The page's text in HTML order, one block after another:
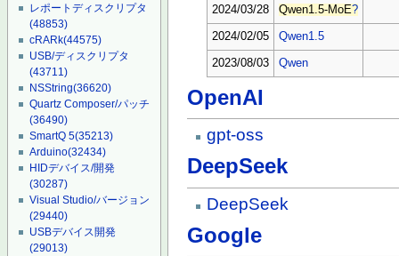
レポートディスクリプタ
(48853)
cRARk(44575)
USB/ディスクリプタ
(43711)
NSString(36620)
Quartz Composer/パッチ
(36490)
SmartQ 5(35213)
Arduino(32434)
HIDデバイス/開発
(30287)
Visual Studio/バージョン
(29440)
USBデバイス開発
(29013)
2024/03/28 Qwen1.5-MoE?
2024/02/05 Qwen1.5
2023/08/03 Qwen
OpenAI
gpt-oss
DeepSeek
DeepSeek
Google